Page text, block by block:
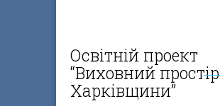
Освітній проект
“Виховний простір
Харківщини”